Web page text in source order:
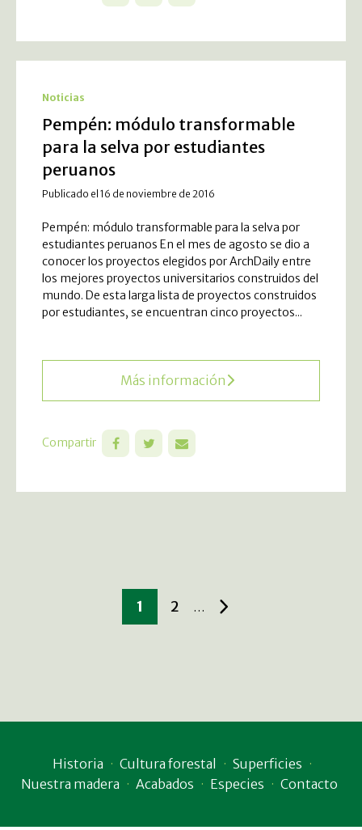
Noticias
Pempén: módulo transformable
para la selva por estudiantes
peruanos
Publicado el 16 de noviembre de 2016
Pempén: módulo transformable para la selva por
estudiantes peruanos En el mes de agosto se dio a
conocer los proyectos elegidos por ArchDaily entre
los mejores proyectos universitarios construidos del
mundo. De esta larga lista de proyectos construidos
por estudiantes, se encuentran cinco proyectos...
Más información
Compartir
1 2 …
Historia Cultura forestal
Superficies
Nuestra madera
Acabados Especies Contacto